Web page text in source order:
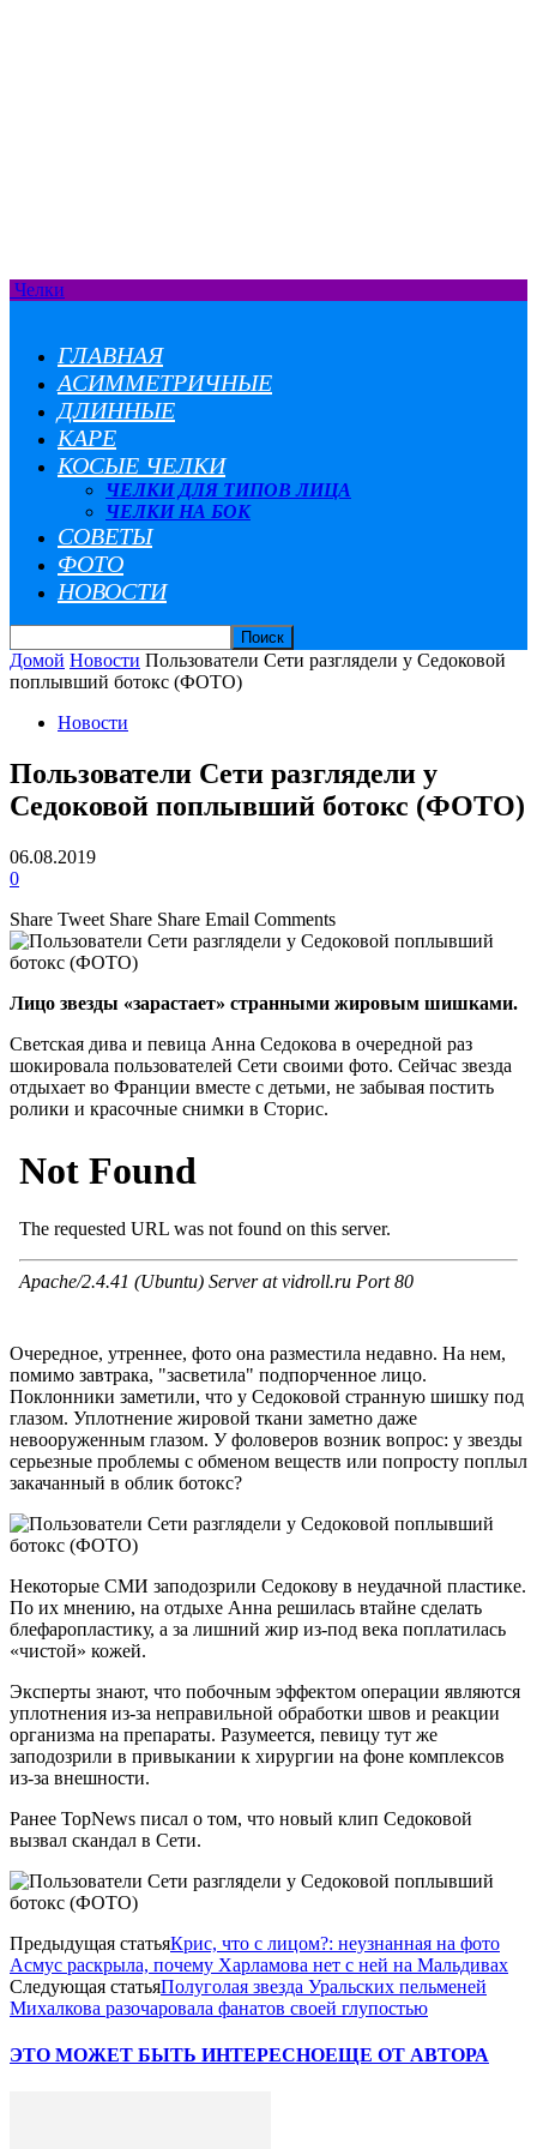
Челки
ГЛАВНАЯ
АСИММЕТРИЧНЫЕ
ДЛИННЫЕ
КАРЕ
КОСЫЕ ЧЕЛКИ
ЧЕЛКИ ДЛЯ ТИПОВ ЛИЦА
ЧЕЛКИ НА БОК
СОВЕТЫ
ФОТО
НОВОСТИ
Домой Новости Пользователи Сети разглядели у Седоковой
поплывший ботокс (ФОТО)
Новости
Пользователи Сети разглядели у
Седоковой поплывший ботокс (ФОТО)
06.08.2019
0
Share Tweet Share Share Email Comments
Лицо звезды «зарастает» странными жировым шишками.
Светская дива и певица Анна Седокова в очередной раз
шокировала пользователей Сети своими фото. Сейчас звезда
отдыхает во Франции вместе с детьми, не забывая постить
ролики и красочные снимки в Сторис.
Очередное, утреннее, фото она разместила недавно. На нем,
помимо завтрака, "засветила" подпорченное лицо.
Поклонники заметили, что у Седоковой странную шишку под
глазом. Уплотнение жировой ткани заметно даже
невооруженным глазом. У фоловеров возник вопрос: у звезды
серьезные проблемы с обменом веществ или попросту поплыл
закачанный в облик ботокс?
Некоторые СМИ заподозрили Седокову в неудачной пластике.
По их мнению, на отдыхе Анна решилась втайне сделать
блефаропластику, а за лишний жир из-под века поплатилась
«чистой» кожей.
Эксперты знают, что побочным эффектом операции являются
уплотнения из-за неправильной обработки швов и реакции
организма на препараты. Разумеется, певицу тут же
заподозрили в привыкании к хирургии на фоне комплексов
из-за внешности.
Ранее TopNews писал о том, что новый клип Седоковой
вызвал скандал в Сети.
Предыдущая статьяКрис, что с лицом?: неузнанная на фото
Асмус раскрыла, почему Харламова нет с ней на Мальдивах
Следующая статьяПолуголая звезда Уральских пельменей
Михалкова разочаровала фанатов своей глупостью
ЭТО МОЖЕТ БЫТЬ ИНТЕРЕСНОЕЩЕ ОТ АВТОРА